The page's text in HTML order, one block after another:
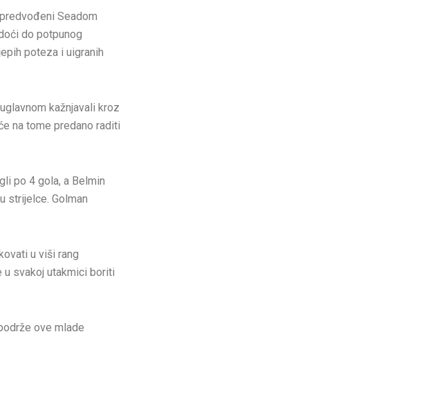
Seadom
do potpunog
poteza i uigranih
kažnjavali kroz
na tome predano raditi
po 4 gola, a Belmin
strijelce. Golman
u viši rang
svakoj utakmici boriti
ove mlade